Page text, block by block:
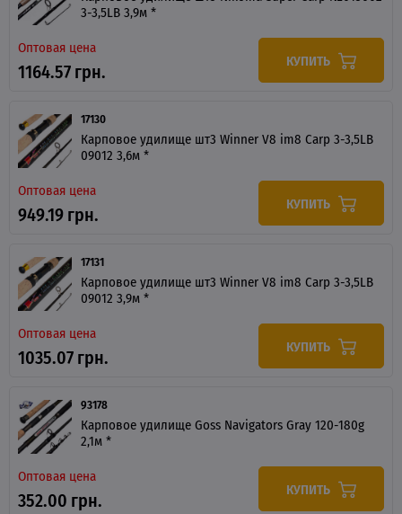
3-3,5LB 3,9м *
Оптовая цена
1164.57 грн. КУПИТЬ
17130
Карповое удилище шт3 Winner V8 im8 Carp 3-3,5LB
09012 3,6м *
Оптовая цена
949.19 грн. КУПИТЬ
17131
Карповое удилище шт3 Winner V8 im8 Carp 3-3,5LB
09012 3,9м *
Оптовая цена
1035.07 грн. КУПИТЬ
93178
Карповое удилище Goss Navigators Gray 120-180g
2,1м *
Оптовая цена
352.00 грн. КУПИТЬ